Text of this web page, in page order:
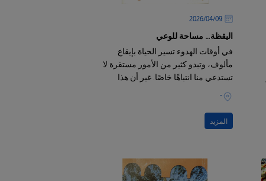
09‏/04‏/2026
اليقظة… مساحة للوعي
في أوقات الهدوء تسير الحياة بإيقاع
مألوف، وتبدو كثير من الأمور مستقرة لا
تستدعي منا انتباهًا خاصًا. غير أن هذا
الإيقاع يتبدل حين تتسارع الأحداث من
حولنا؛ فاليوم تتدفق الأخبار والمعلومات
على مدار الساعة، والأحداث تتلاحق،
-
المزيد